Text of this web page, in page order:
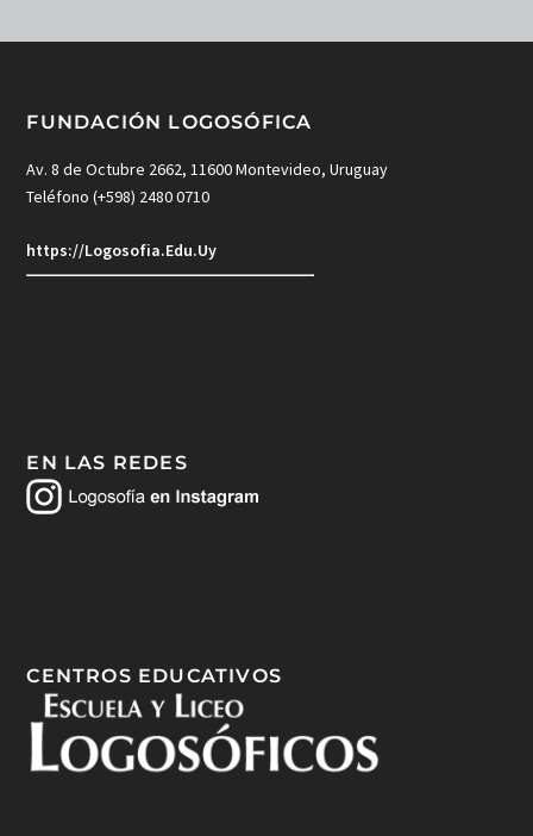
FUNDACIÓN LOGOSÓFICA
Av. 8 de Octubre 2662, 11600 Montevideo, Uruguay
Teléfono (+598) 2480 0710
https://Logosofia.Edu.Uy
EN LAS REDES
CENTROS EDUCATIVOS